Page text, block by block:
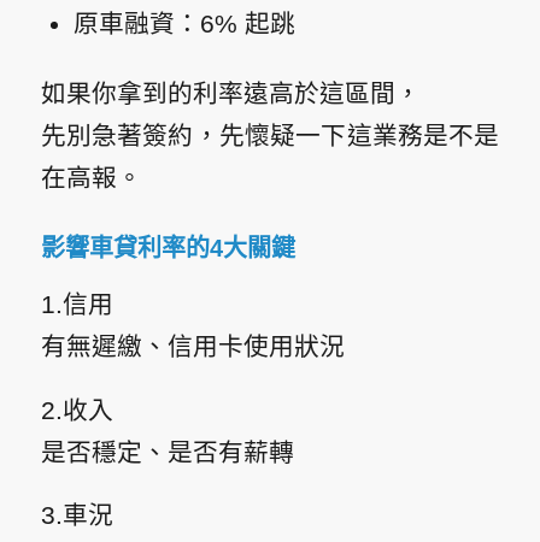
原車融資：6% 起跳
如果你拿到的利率遠高於這區間，
先別急著簽約，先懷疑一下這業務是不是
在高報。
影響車貸利率的4大關鍵
1.信用
有無遲繳、信用卡使用狀況
2.收入
是否穩定、是否有薪轉
3.車況